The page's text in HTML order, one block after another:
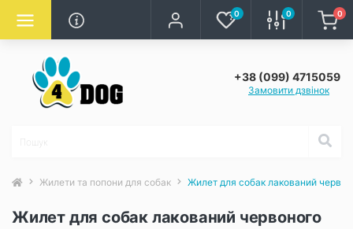
0 0 0
+38 (099) 4715059
Замовити дзвінок
Жилети та попони для собак Жилет для собак лакований
Жилет для собак лакований червоного